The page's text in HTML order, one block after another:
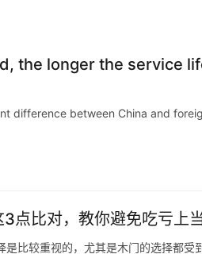
the longer the service
difference between China and
点比对，教你避免吃亏上
比较重视的，尤其是木门的选择都受